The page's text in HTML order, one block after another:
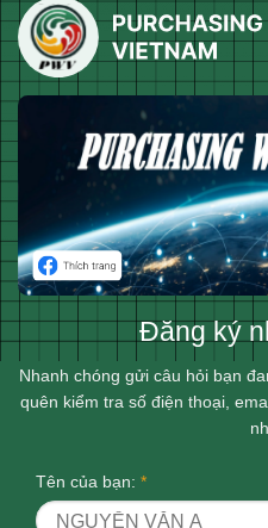
Đăng ký
Nhanh chóng gửi câu hỏi bạn
quên kiểm tra số điện thoại,
Tên của bạn: *